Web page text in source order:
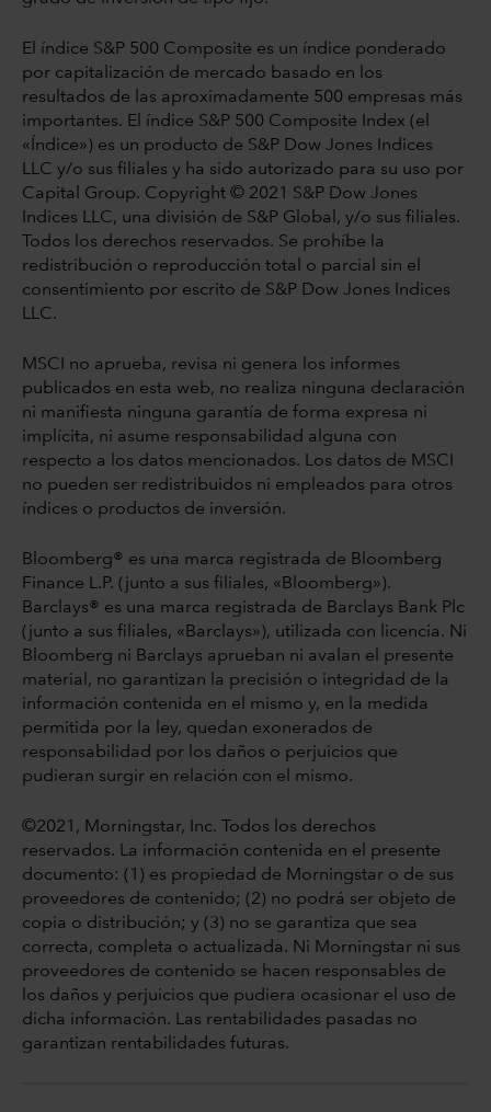
El índice S&P 500 Composite es un índice ponderado
por capitalización de mercado basado en los
resultados de las aproximadamente 500 empresas más
importantes. El índice S&P 500 Composite Index (el
«Índice») es un producto de S&P Dow Jones Indices
LLC y/o sus filiales y ha sido autorizado para su uso por
Capital Group. Copyright © 2021 S&P Dow Jones
Indices LLC, una división de S&P Global, y/o sus filiales.
Todos los derechos reservados. Se prohíbe la
redistribución o reproducción total o parcial sin el
consentimiento por escrito de S&P Dow Jones Indices
LLC.
MSCI no aprueba, revisa ni genera los informes
publicados en esta web, no realiza ninguna declaración
ni manifiesta ninguna garantía de forma expresa ni
implícita, ni asume responsabilidad alguna con
respecto a los datos mencionados. Los datos de MSCI
no pueden ser redistribuidos ni empleados para otros
índices o productos de inversión.
Bloomberg® es una marca registrada de Bloomberg
Finance L.P. (junto a sus filiales, «Bloomberg»).
Barclays® es una marca registrada de Barclays Bank Plc
(junto a sus filiales, «Barclays»), utilizada con licencia. Ni
Bloomberg ni Barclays aprueban ni avalan el presente
material, no garantizan la precisión o integridad de la
información contenida en el mismo y, en la medida
permitida por la ley, quedan exonerados de
responsabilidad por los daños o perjuicios que
pudieran surgir en relación con el mismo.
©2021, Morningstar, Inc. Todos los derechos
reservados. La información contenida en el presente
documento: (1) es propiedad de Morningstar o de sus
proveedores de contenido; (2) no podrá ser objeto de
copia o distribución; y (3) no se garantiza que sea
correcta, completa o actualizada. Ni Morningstar ni sus
proveedores de contenido se hacen responsables de
los daños y perjuicios que pudiera ocasionar el uso de
dicha información. Las rentabilidades pasadas no
garantizan rentabilidades futuras.